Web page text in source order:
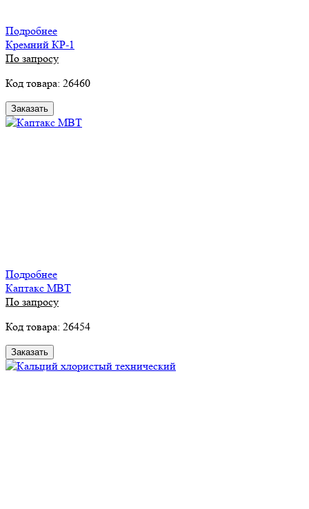
Подробнее
Кремний КР-1
По запросу
Код товара: 26460
Заказать
Подробнее
Каптакс MBT
По запросу
Код товара: 26454
Заказать